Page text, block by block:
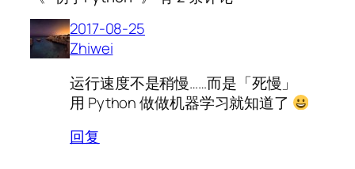
2017-08-25
Zhiwei
运行速度不是稍慢……而是「死慢」
用 Python 做做机器学习就知道了
回复